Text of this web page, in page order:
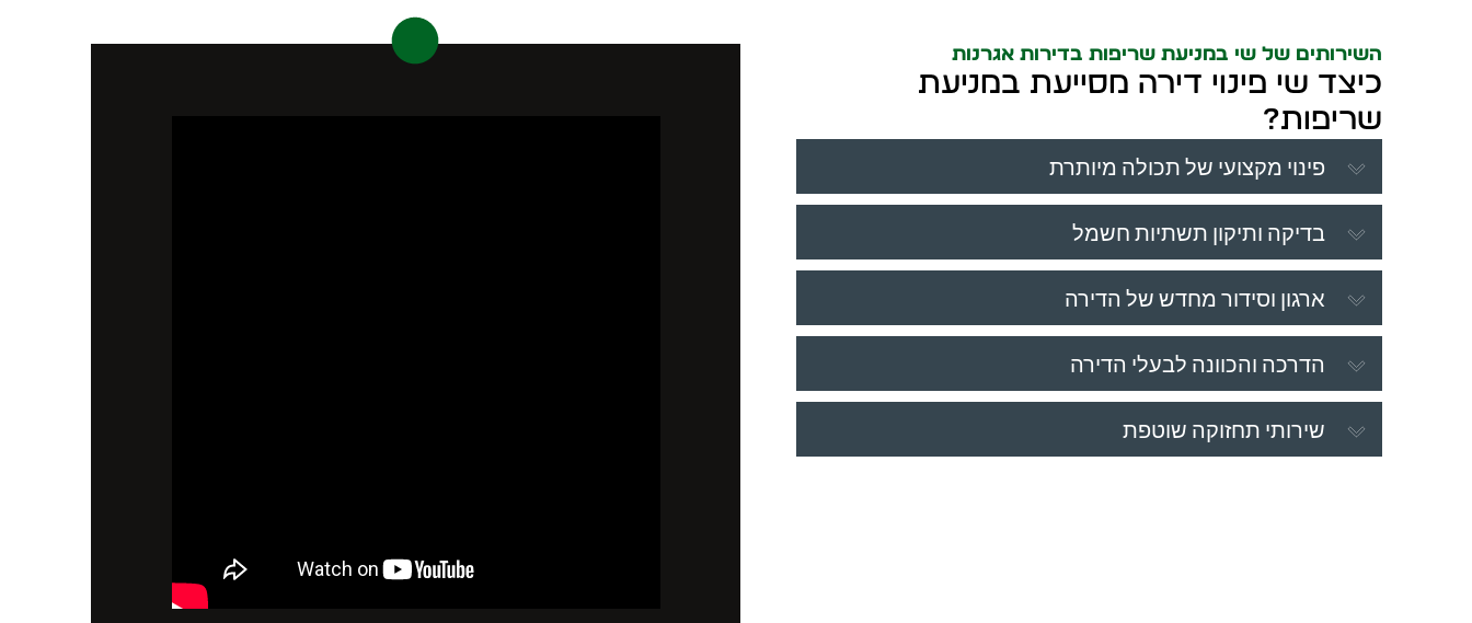
השירותים של שי במניעת שריפות בדירות אגרנות
כיצד שי פינוי דירה מסייעת במניעת
שריפות?
פינוי מקצועי של תכולה מיותרת
בדיקה ותיקון תשתיות חשמל
ארגון וסידור מחדש של הדירה
הדרכה והכוונה לבעלי הדירה
שירותי תחזוקה שוטפת